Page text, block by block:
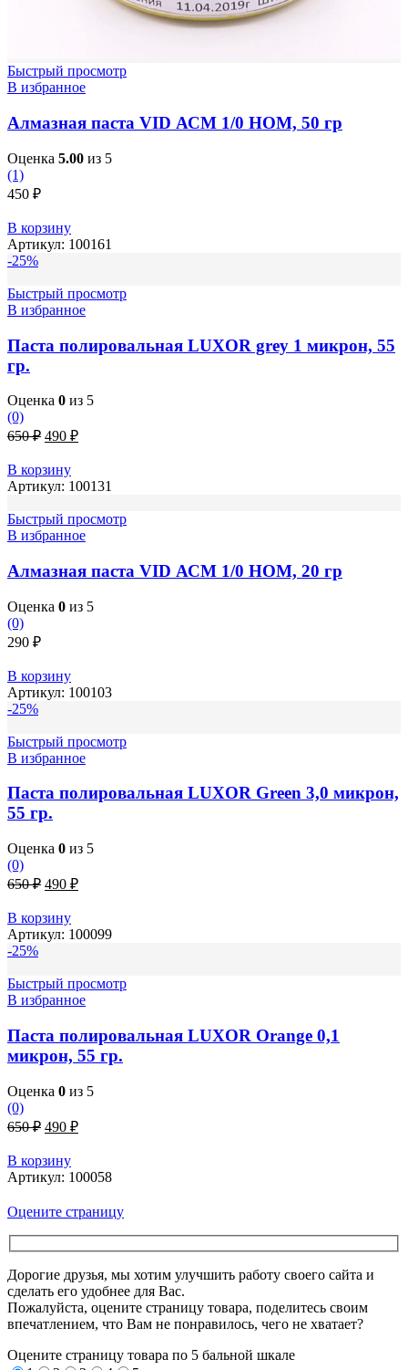
Быстрый просмотр
В избранное
Алмазная паста VID АСМ 1/0 НОМ, 50 гр
Оценка 5.00 из 5
(1)
450 ₽
В корзину
Артикул: 100161
-25%
Быстрый просмотр
В избранное
Паста полировальная LUXOR grey 1 микрон, 55
гр.
Оценка 0 из 5
(0)
650₽ Первоначальная
составляла
650 ₽.
490 ₽
В корзину
Артикул: 100131
Быстрый просмотр
В избранное
Алмазная паста VID АСМ 1/0 НОМ, 20 гр
Оценка 0 из 5
(0)
290 ₽
В корзину
Артикул: 100103
-25%
Быстрый просмотр
В избранное
Паста полировальная LUXOR Green 3,0 микрон,
55 гр.
Оценка 0 из 5
(0)
650₽ Первоначальная
составляла
650 ₽.
490 ₽
В корзину
Артикул: 100099
-25%
Быстрый просмотр
В избранное
Паста полировальная LUXOR Orange 0,1
микрон, 55 гр.
Оценка 0 из 5
(0)
650₽ Первоначальная
составляла
650 ₽.
490 ₽
В корзину
Артикул: 100058
Оцените страницу
Дорогие друзья, мы хотим улучшить работу своего сайта и
сделать его удобнее для Вас.
Пожалуйста, оцените страницу товара, поделитесь своим
впечатлением, что Вам не понравилось, чего не хватает?
Оцените страницу товара по 5 бальной шкале